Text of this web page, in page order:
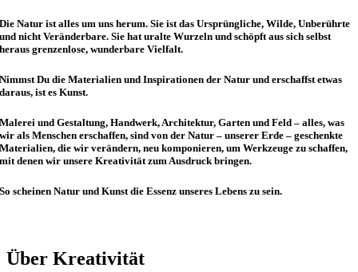
Die Natur ist alles um uns herum. Sie ist das Ursprüngliche, Wilde, Unberührte
und nicht Veränderbare. Sie hat uralte Wurzeln und schöpft aus sich selbst
heraus grenzenlose, wunderbare Vielfalt.
Nimmst Du die Materialien und Inspirationen der Natur und erschaffst etwas
daraus, ist es Kunst.
Malerei und Gestaltung, Handwerk, Architektur, Garten und Feld – alles, was
wir als Menschen erschaffen, sind von der Natur – unserer Erde – geschenkte
Materialien, die wir verändern, neu komponieren, um Werkzeuge zu schaffen,
mit denen wir unsere Kreativität zum Ausdruck bringen.
So scheinen Natur und Kunst die Essenz unseres Lebens zu sein.
Über Kreativität